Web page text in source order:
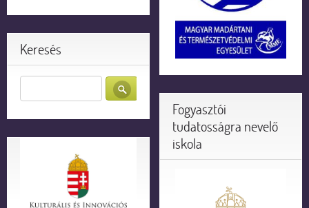
Keresés
Fogyasztói
tudatosságra nevelő
iskola